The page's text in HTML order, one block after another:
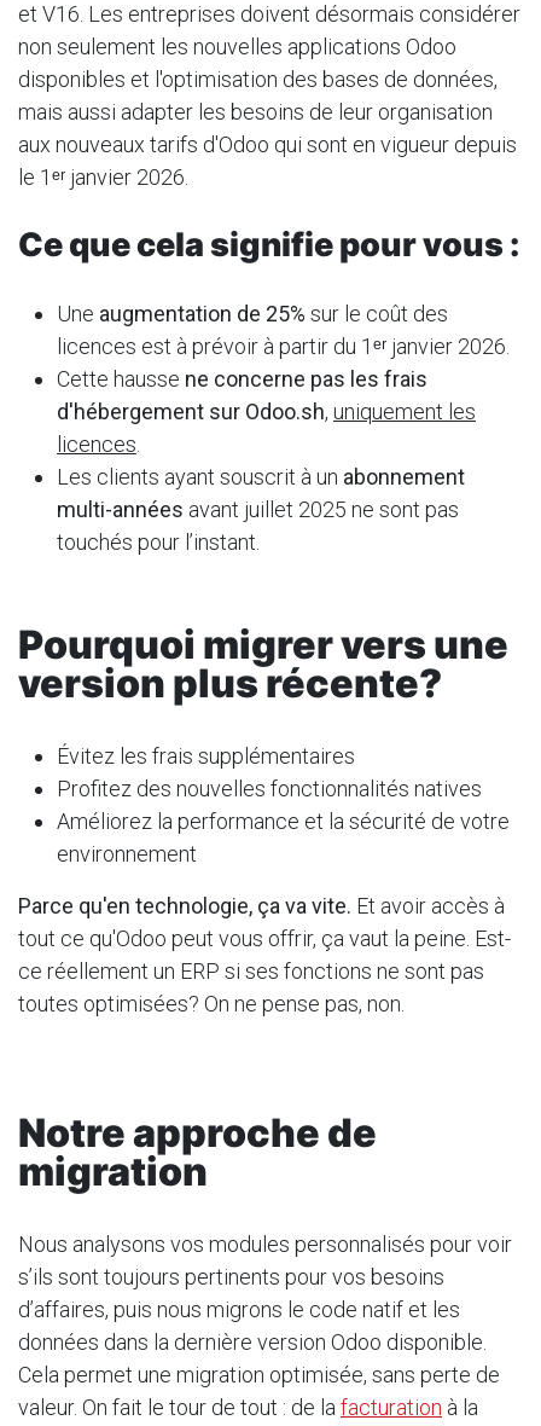
et V16. Les entreprises doivent désormais considérer
non seulement les nouvelles applications Odoo
disponibles et l'optimisation des bases de données,
mais aussi adapter les besoins de leur organisation
aux nouveaux tarifs d'Odoo qui sont en vigueur depuis
le 1ᵉʳ janvier 2026.
Ce que cela signifie pour vous :
Une augmentation de 25% sur le coût des
licences est à prévoir à partir du 1ᵉʳ janvier 2026.
Cette hausse ne concerne pas les frais
d'hébergement sur Odoo.sh, uniquement les
licences
Les clients ayant souscrit à un abonnement
multi-années avant juillet 2025 ne sont pas
touchés pour l’instant.
Pourquoi migrer vers une
version plus récente?
Évitez les frais supplémentaires
Profitez des nouvelles fonctionnalités natives
Améliorez la performance et la sécurité de votre
environnement
Parce qu'en technologie, ça va vite. Et avoir accès à
tout ce qu'Odoo peut vous offrir, ça vaut la peine. Est-
ce réellement un ERP si ses fonctions ne sont pas
toutes optimisées? On ne pense pas, non.
Notre approche de
migration
Nous analysons vos modules personnalisés pour voir
s’ils sont toujours pertinents pour vos besoins
d’affaires, puis nous migrons le code natif et les
données dans la dernière version Odoo disponible.
Cela permet une migration optimisée, sans perte de
valeur. On fait le tour de tout : de la facturation à la